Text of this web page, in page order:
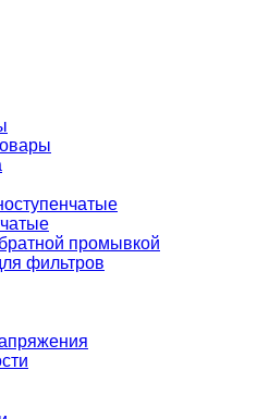
промывкой
фильтров